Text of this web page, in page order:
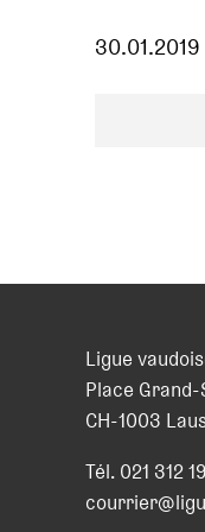
30.01.2019
Ligue
Place
CH-1003
Tél.021 312